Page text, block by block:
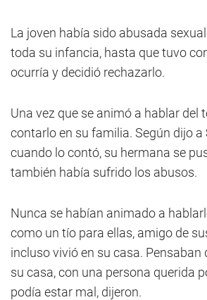
La joven había sido abusada
toda su infancia, hasta que tuvo
ocurría y decidió rechazarlo.
Una vez que se animó a hablar del
contarlo en su familia. Según dijo a
cuando lo contó, su hermana se
también había sufrido los abusos.
Nunca se habían animado a
como un tío para ellas, amigo de
incluso vivió en su casa. Pensaban
su casa, con una persona querida
podía estar mal, dijeron.